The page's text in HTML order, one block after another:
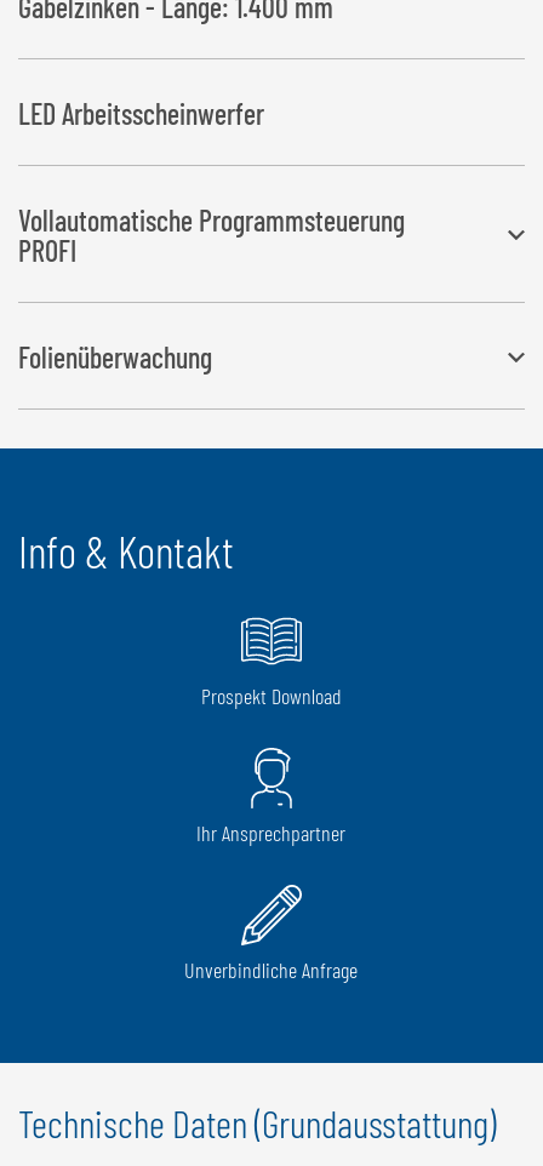
LED Arbeitsscheinwerfer
Vollautomatische Programmsteuerung
PROFI
Sämtliche Arbeitsschritte können manuell oder auch
vollautomatisch durchgeführt werden
Folienüberwachung
Schaltet den Wickelvorgang bei Folienriss bzw. Folienende ab
Info & Kontakt
Prospekt Download
Ihr Ansprechpartner
Unverbindliche Anfrage
Technische Daten (Grundausstattung)